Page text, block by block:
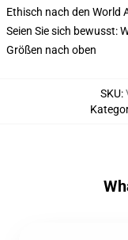
Ethisch nach den World
Seien Sie sich bewusst:
Größen nach oben
SKU: